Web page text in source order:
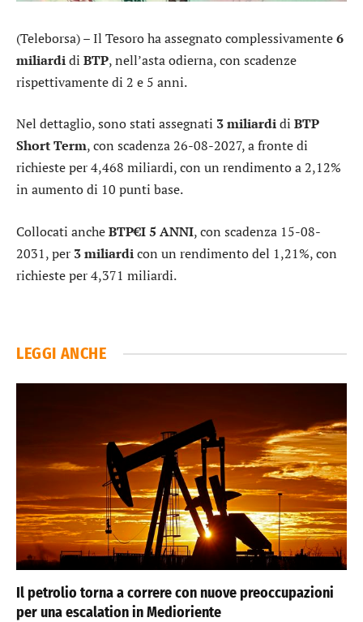
(Teleborsa) – Il Tesoro ha assegnato complessivamente6
miliardidi BTP, nell’asta odierna, con scadenze
rispettivamente di 2 e 5 anni.
Nel dettaglio, sono stati assegnati 3 miliardidi BTP
Short Term, con scadenza 26-08-2027, a fronte di
richieste per 4,468 miliardi, con un rendimento a 2,12%
in aumento di 10 punti base.
Collocati ancheBTP€I 5 ANNI, con scadenza 15-08-
2031, per 3 miliardicon un rendimento del 1,21%, con
richieste per 4,371 miliardi.
LEGGI ANCHE
Il petrolio torna a correre con nuove preoccupazioni
per una escalation in Medioriente